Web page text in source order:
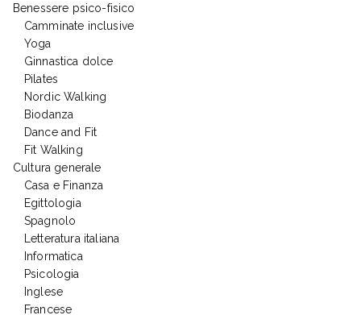
Benessere psico-fisico
Camminate inclusive
Yoga
Ginnastica dolce
Pilates
Nordic Walking
Biodanza
Dance and Fit
Fit Walking
Cultura generale
Casa e Finanza
Egittologia
Spagnolo
Letteratura italiana
Informatica
Psicologia
Inglese
Francese